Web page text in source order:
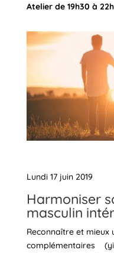
Atelier de 19h30 à
Lundi 17 juin 2019
Harmoniser
masculin
Reconnaître et mieux
complémentaires